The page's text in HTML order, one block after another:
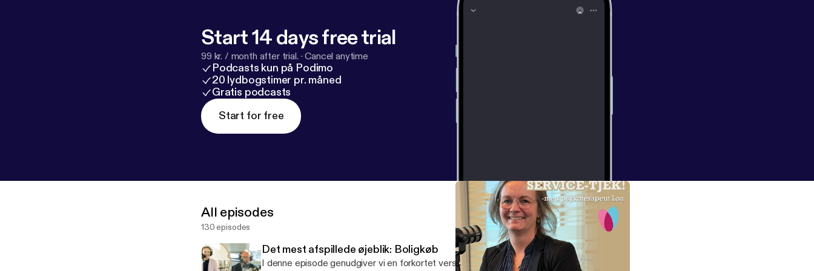
Start 14 days free trial
99 kr. / month after trial. ·Cancel anytime
Podcasts kun på Podimo
20 lydbogstimer pr. måned
Gratis podcasts
Start for free
All episodes
130 episodes
Det mest afspillede øjeblik: Boligkøb
I denne episode genudgiver vi en forkortet version af vores podcast episode med